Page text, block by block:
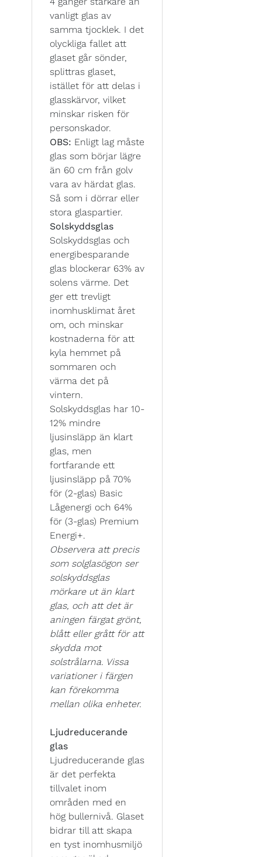
vanligt glas av
samma tjocklek. I det
olyckliga fallet att
glaset går sönder,
splittras glaset,
istället för att delas i
glasskärvor, vilket
minskar risken för
personskador.
OBS: Enligt lag måste
glas som börjar lägre
än 60 cm från golv
vara av härdat glas.
Så som i dörrar eller
stora glaspartier.
Solskyddsglas
Solskyddsglas och
energibesparande
glas blockerar 63% av
solens värme. Det
ger ett trevligt
inomhusklimat året
om, och minskar
kostnaderna för att
kyla hemmet på
sommaren och
värma det på
vintern.
Solskyddsglas har 10-
12% mindre
ljusinsläpp än klart
glas, men
fortfarande ett
ljusinsläpp på 70%
för (2-glas) Basic
Lågenergi och 64%
för (3-glas) Premium
Energi+.
Observera att precis
som solglasögon ser
solskyddsglas
mörkare ut än klart
glas, och att det är
aningen färgat grönt,
blått eller grått för att
skydda mot
solstrålarna. Vissa
variationer i färgen
kan förekomma
mellan olika enheter.
Ljudreducerande
glas
Ljudreducerande glas
är det perfekta
tillvalet inom
områden med en
hög bullernivå. Glaset
bidrar till att skapa
en tyst inomhusmiljö